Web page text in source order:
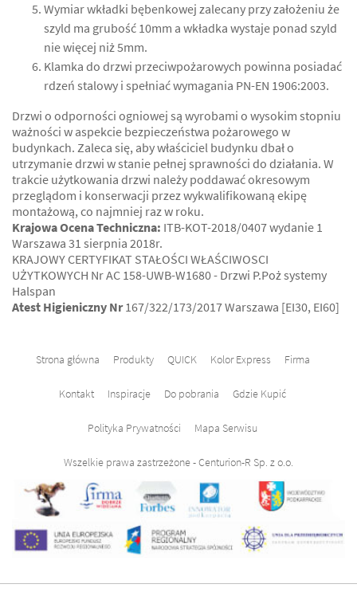
Wymiar wkładki bębenkowej zalecany przy założeniu że
szyld ma grubość 10mm a wkładka wystaje ponad szyld
nie więcej niż 5mm.
Klamka do drzwi przeciwpożarowych powinna posiadać
rdzeń stalowy i spełniać wymagania PN-EN 1906:2003.
Drzwi o odporności ogniowej są wyrobami o wysokim stopniu
ważności w aspekcie bezpieczeństwa pożarowego w
budynkach. Zaleca się, aby właściciel budynku dbał o
utrzymanie drzwi w stanie pełnej sprawności do działania. W
trakcie użytkowania drzwi należy poddawać okresowym
przeglądom i konserwacji przez wykwalifikowaną ekipę
montażową, co najmniej raz w roku.
Krajowa Ocena Techniczna: ITB-KOT-2018/0407 wydanie 1
Warszawa 31 sierpnia 2018r.
KRAJOWY CERTYFIKAT STAŁOŚCI WŁAŚCIWOSCI
UŻYTKOWYCH Nr AC 158-UWB-W1680 - Drzwi P.Poż systemy
Halspan
Atest Higieniczny Nr167/322/173/2017 Warszawa [EI30, EI60]
Strona główna Produkty QUICK Kolor Express Firma
Kontakt Inspiracje Do pobrania Gdzie Kupić
Polityka Prywatności Mapa Serwisu
Wszelkie prawa zastrzeżone - Centurion-R Sp. z o.o.